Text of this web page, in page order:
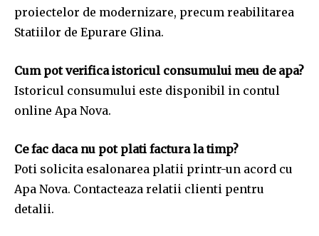
proiectelor de modernizare, precum reabilitarea
Statiilor de Epurare Glina.
Cum pot verifica istoricul consumului meu de apa?
Istoricul consumului este disponibil in contul
online Apa Nova.
Ce fac daca nu pot plati factura la timp?
Poti solicita esalonarea platii printr-un acord cu
Apa Nova. Contacteaza relatii clienti pentru
detalii.